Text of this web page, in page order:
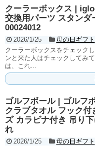
クーラーボックス |
交換用パーツ スタン
00024012
2026/1/25
母の日ギフト
クーラーボックスをチェック
ンと来た人はチェックしてみ
は、これ...
ゴルフボール | ゴルフ
クラブタオル フック付
ズ カラビナ付き 吊り
れ
2026/1/25
母の日ギフト